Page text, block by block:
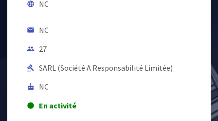
language NC
email NC
people 27
gavel SARL (Société A Responsabilité Limitée)
cake NC
lens En activité